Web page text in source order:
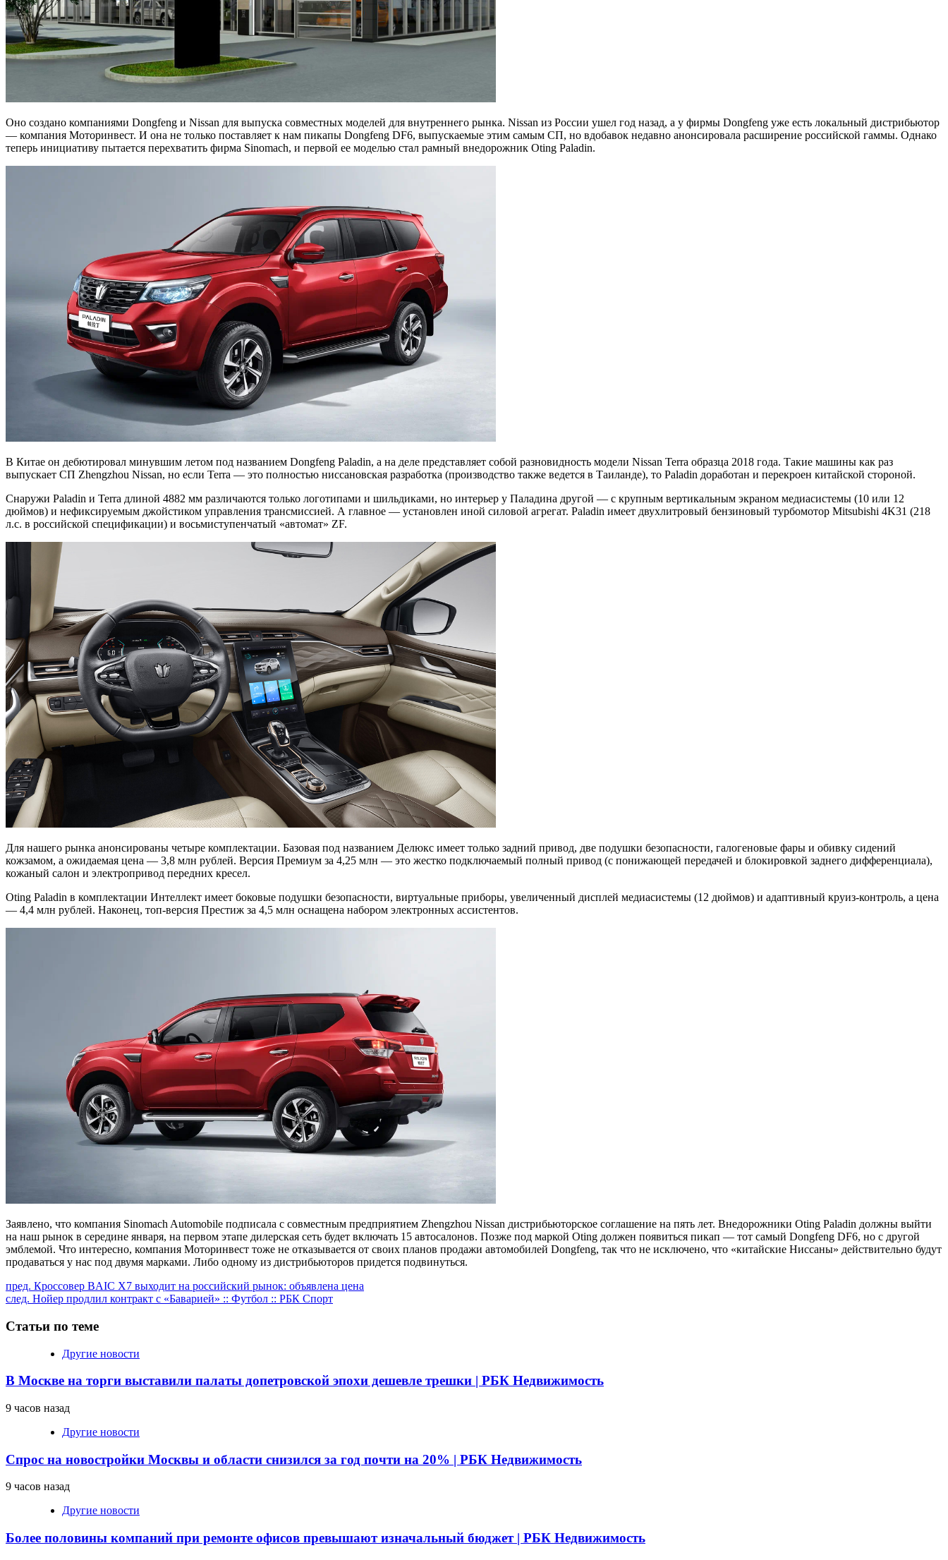
Оно создано компаниями Dongfeng и Nissan для выпуска совместных моделей для внутреннего рынка. Nissan из России ушел год назад, а у фирмы Dongfeng уже есть локальный дистрибьютор
— компания Моторинвест. И она не только поставляет к нам пикапы Dongfeng DF6, выпускаемые этим самым СП, но вдобавок недавно анонсировала расширение российской гаммы. Однако
теперь инициативу пытается перехватить фирма Sinomach, и первой ее моделью стал рамный внедорожник Oting Paladin.
В Китае он дебютировал минувшим летом под названием Dongfeng Paladin, а на деле представляет собой разновидность модели Nissan Terra образца 2018 года. Такие машины как раз
выпускает СП Zhengzhou Nissan, но если Terra — это полностью ниссановская разработка (производство также ведется в Таиланде), то Paladin доработан и перекроен китайской стороной.
Снаружи Paladin и Terra длиной 4882 мм различаются только логотипами и шильдиками, но интерьер у Паладина другой — с крупным вертикальным экраном медиасистемы (10 или 12
дюймов) и нефиксируемым джойстиком управления трансмиссией. А главное — установлен иной силовой агрегат. Paladin имеет двухлитровый бензиновый турбомотор Mitsubishi 4K31 (218
л.с. в российской спецификации) и восьмиступенчатый «автомат» ZF.
Для нашего рынка анонсированы четыре комплектации. Базовая под названием Делюкс имеет только задний привод, две подушки безопасности, галогеновые фары и обивку сидений
кожзамом, а ожидаемая цена — 3,8 млн рублей. Версия Премиум за 4,25 млн — это жестко подключаемый полный привод (с понижающей передачей и блокировкой заднего дифференциала),
кожаный салон и электропривод передних кресел.
Oting Paladin в комплектации Интеллект имеет боковые подушки безопасности, виртуальные приборы, увеличенный дисплей медиасистемы (12 дюймов) и адаптивный круиз-контроль, а цена
— 4,4 млн рублей. Наконец, топ-версия Престиж за 4,5 млн оснащена набором электронных ассистентов.
Заявлено, что компания Sinomach Automobile подписала с совместным предприятием Zhengzhou Nissan дистрибьюторское соглашение на пять лет. Внедорожники Oting Paladin должны выйти
на наш рынок в середине января, на первом этапе дилерская сеть будет включать 15 автосалонов. Позже под маркой Oting должен появиться пикап — тот самый Dongfeng DF6, но с другой
эмблемой. Что интересно, компания Моторинвест тоже не отказывается от своих планов продажи автомобилей Dongfeng, так что не исключено, что «китайские Ниссаны» действительно будут
продаваться у нас под двумя марками. Либо одному из дистрибьюторов придется подвинуться.
Продолжить
чтение
пред. Кроссовер BAIC X7 выходит на российский рынок: объявлена цена
след. Нойер продлил контракт с «Баварией» :: Футбол :: РБК Спорт
Статьи по теме
Другие новости
В Москве на торги выставили палаты допетровской эпохи дешевле трешки | РБК Недвижимость
9 часов назад
Другие новости
Спрос на новостройки Москвы и области снизился за год почти на 20% | РБК Недвижимость
9 часов назад
Другие новости
Более половины компаний при ремонте офисов превышают изначальный бюджет | РБК Недвижимость